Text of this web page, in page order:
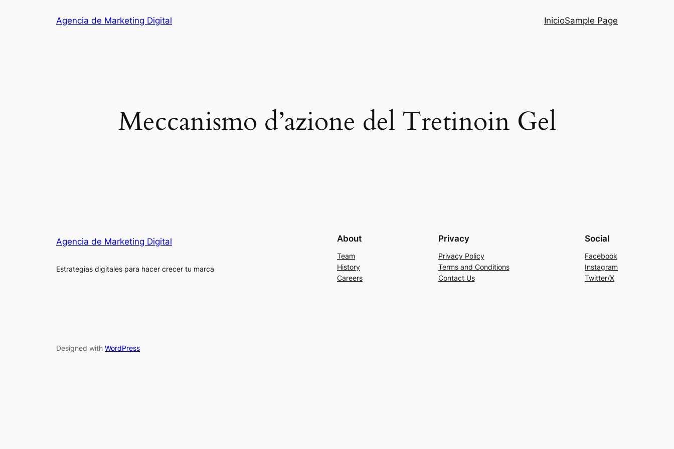
Agencia de Marketing Digital InicioSample Page
Meccanismo d’azione del Tretinoin Gel
Agencia de Marketing Digital
Estrategias digitales para hacer crecer tu marca
About
Team
History
Careers
Privacy
Privacy Policy
Terms and Conditions
Contact Us
Social
Facebook
Instagram
Twitter/X
Designed with WordPress